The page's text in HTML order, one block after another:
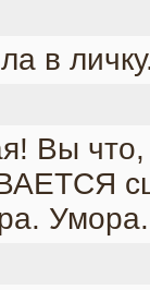
в
Вы
Умора.